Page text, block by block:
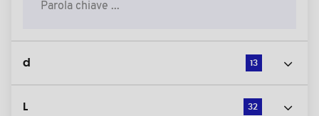
d 13
L 32